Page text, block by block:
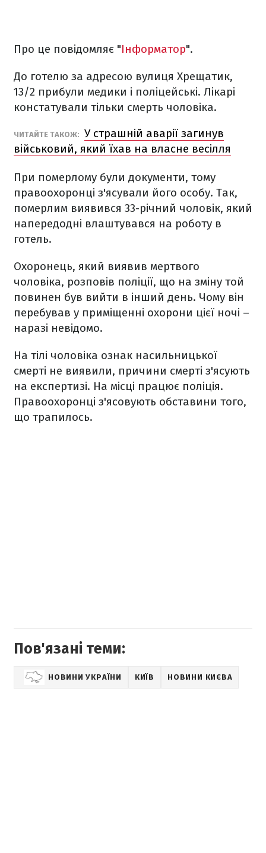
Про це повідомляє "Інформатор".
До готелю за адресою вулиця Хрещатик,
13/2 прибули медики і поліцейські. Лікарі
констатували тільки смерть чоловіка.
ЧИТАЙТЕ ТАКОЖ: У страшній аварії загинув
військовий, який їхав на власне весілля
При померлому були документи, тому
правоохоронці з'ясували його особу. Так,
померлим виявився 33-річний чоловік, який
напередодні влаштувався на роботу в
готель.
Охоронець, який виявив мертвого
чоловіка, розповів поліції, що на зміну той
повинен був вийти в інший день. Чому він
перебував у приміщенні охорони цієї ночі –
наразі невідомо.
На тілі чоловіка ознак насильницької
смерті не виявили, причини смерті з'ясують
на експертизі. На місці працює поліція.
Правоохоронці з'ясовують обставини того,
що трапилось.
Пов'язані теми:
НОВИНИ УКРАЇНИ КИЇВ НОВИНИ КИЄВА